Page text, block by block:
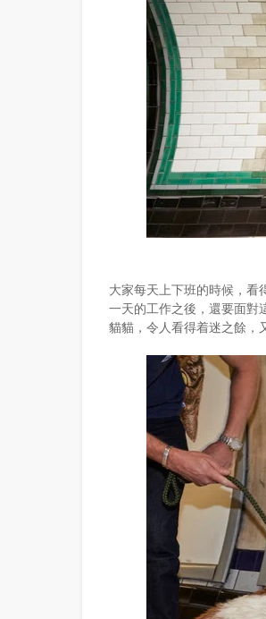
大家每天上下班的時候，看
一天的工作之後，還要面對
貓貓，令人看得着迷之餘，